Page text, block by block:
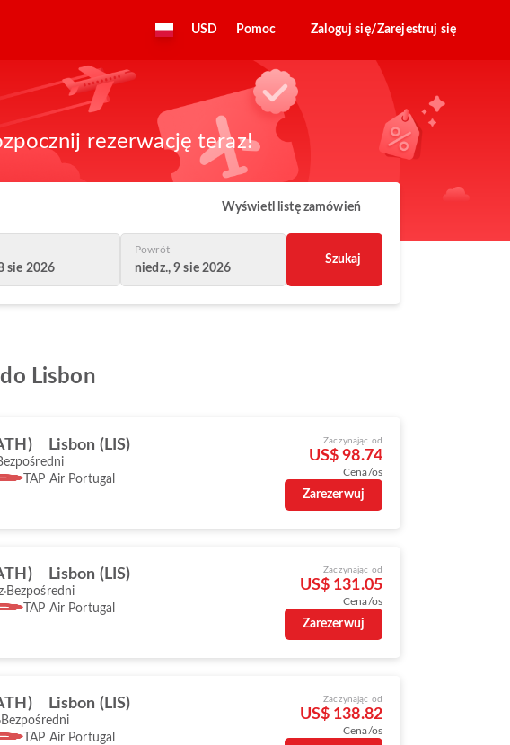
USD Pomoc Zaloguj się/Zarejestruj się
rezerwację teraz!
Wyświetl listę zamówień
sie 2026
Powrót
niedz., 9 sie 2026
Szukaj
Lisbon
Lisbon (LIS)
TAP Air Portugal
Zaczynając od
US$ 98.74
Cena/os
Zarezerwuj
Lisbon (LIS)
Bezpośredni
TAP Air Portugal
Zaczynając od
US$ 131.05
Cena/os
Zarezerwuj
Lisbon (LIS)
Bezpośredni
TAP Air Portugal
Zaczynając od
US$ 138.82
Cena/os